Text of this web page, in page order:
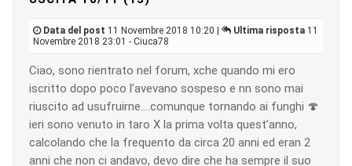
Data del post 11 Novembre 2018 10:20 | Ultima risposta 11
Novembre 2018 23:01 - Ciuca78
Ciao, sono rientrato nel forum, xche quando mi ero
iscritto dopo poco l’avevano sospeso e nn sono mai
riuscito ad usufruirne....comunque tornando ai funghi 🍄
ieri sono venuto in taro X la prima volta quest’anno,
calcolando che la frequento da circa 20 anni ed eran 2
anni che non ci andavo, devo dire che ha sempre il suo